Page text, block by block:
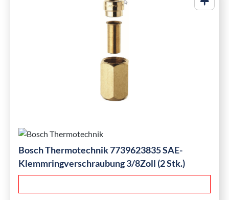
Bosch Thermotechnik 7739623835 SAE-
Klemmringverschraubung 3/8Zoll (2 Stk.)